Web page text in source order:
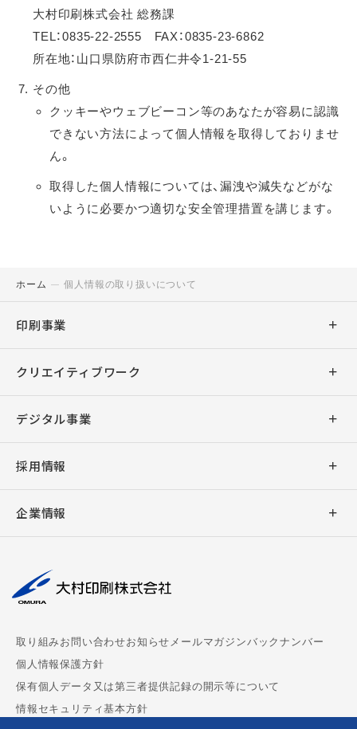
大村印刷株式会社 総務課
TEL：0835-22-2555 FAX：0835-23-6862
所在地：山口県防府市西仁井令1-21-55
その他
クッキーやウェブビーコン等のあなたが容易に認識
できない方法によって個人情報を取得しておりませ
ん。
取得した個人情報については、漏洩や減失などがな
いように必要かつ適切な安全管理措置を講じます。
ホーム 個人情報の取り扱いについて
印刷事業
商業印刷
加工
バリアブル印刷
AUGGLE
御朱印帳
クリエイティブワーク
デザイン
キャラクター販促
組版
ビジネス漫画制作
デジタル事業
アプリ開発
デジタルサイネージ
デジタル教科書制作
chuboz
MEDPORTAL
採用情報
新卒採用
大村印刷の働き方
企業情報
会社概要
事業拠点
取り組みお問い合わせお知らせ メールマガジンバックナンバー
個人情報保護方針
保有個人データ又は第三者提供記録の開示等について
情報セキュリティ基本方針